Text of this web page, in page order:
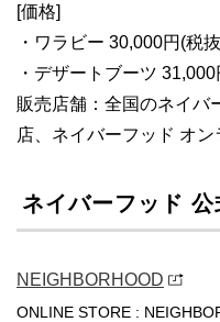
[価格]
・ワラビー 30,000円(税
・デザートブーツ
販売店舗：全国のネイバ
店、ネイバーフッド オン
ネイバーフッド
NEIGHBORHOOD
ONLINE STORE :